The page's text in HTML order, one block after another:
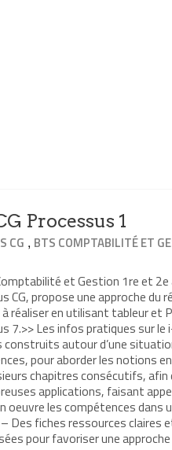
Processus 1
CG , BTS COMPTABILITÉ ET
et Gestion 1re et
CG, propose une approche
réaliser en utilisant tableur et
7.>> Les infos pratiques sur
construits autour d’une
pour aborder les notions
chapitres consécutifs,
applications, faisant
oeuvre les compétences dans
Des fiches ressources claires
pour favoriser une